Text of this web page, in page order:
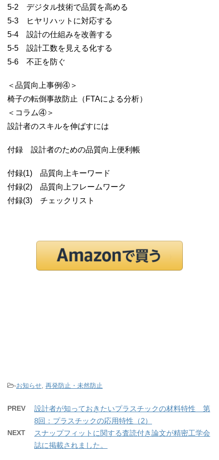
5-2 デジタル技術で品質を高める
5-3 ヒヤリハットに対応する
5-4 設計の仕組みを改善する
5-5 設計工数を見える化する
5-6 不正を防ぐ
＜品質向上事例④＞
椅子の転倒事故防止（FTAによる分析）
＜コラム④＞
設計者のスキルを伸ばすには
付録 設計者のための品質向上便利帳
付録(1) 品質向上キーワード
付録(2) 品質向上フレームワーク
付録(3) チェックリスト
-お知らせ, 再発防止・未然防止
PREV
設計者が知っておきたいプラスチックの材料特性 第
8回：プラスチックの応用特性（2）
NEXT
スナップフィットに関する査読付き論文が精密工学会
誌に掲載されました。